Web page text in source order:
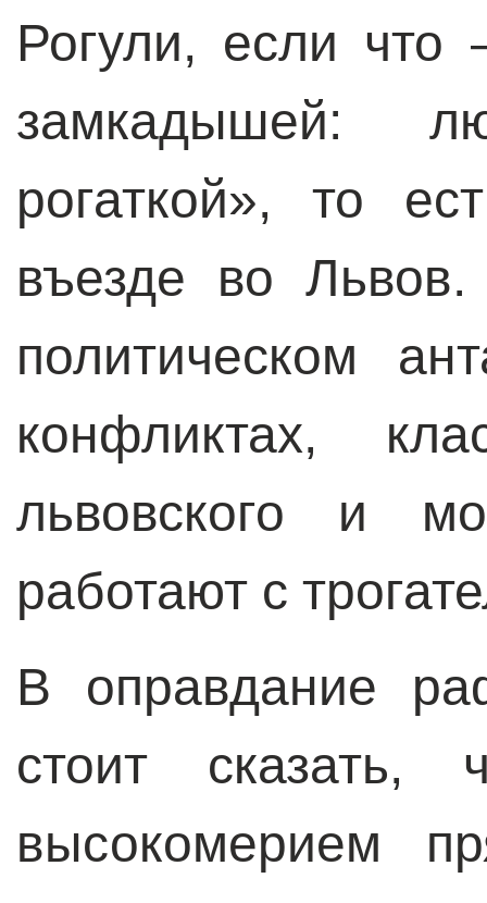
Рогули, если
замкадышей:
рогаткой», то
въезде во
политическом
конфликтах,
львовского и
работают с
В оправдание
стоит
высокомерием